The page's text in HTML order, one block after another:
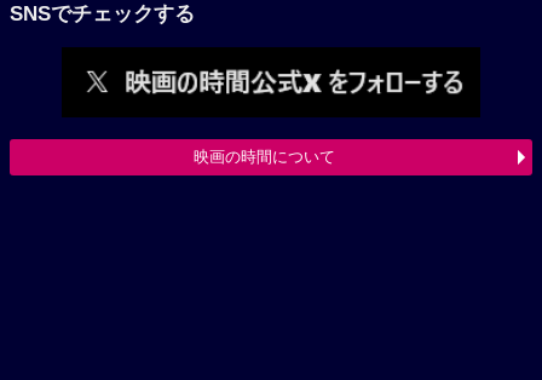
SNSでチェックする
映画の時間について